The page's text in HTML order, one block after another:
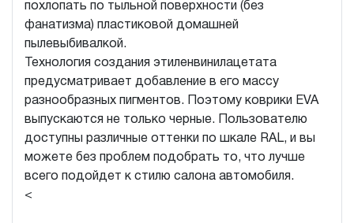
похлопать по тыльной поверхности (без
фанатизма) пластиковой домашней
пылевыбивалкой.
Технология создания этиленвинилацетата
предусматривает добавление в его массу
разнообразных пигментов. Поэтому коврики EVA
выпускаются не только черные. Пользователю
доступны различные оттенки по шкале RAL, и вы
можете без проблем подобрать то, что лучше
всего подойдет к стилю салона автомобиля.
<